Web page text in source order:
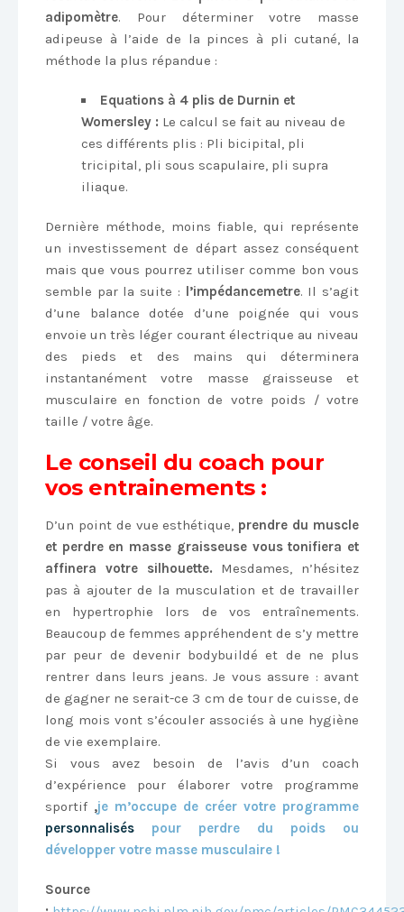
adipomètre. Pour déterminer votre masse
adipeuse à l’aide de la pinces à pli cutané, la
méthode la plus répandue :
Equations à 4 plis de Durnin et
Womersley : Le calcul se fait au niveau de
ces différents plis : Pli bicipital, pli
tricipital, pli sous scapulaire, pli supra
iliaque.
Dernière méthode, moins fiable, qui représente
un investissement de départ assez conséquent
mais que vous pourrez utiliser comme bon vous
semble par la suite : l’impédancemetre. Il s’agit
d’une balance dotée d’une poignée qui vous
envoie un très léger courant électrique au niveau
des pieds et des mains qui déterminera
instantanément votre masse graisseuse et
musculaire en fonction de votre poids / votre
taille / votre âge.
Le conseil du coach pour
vos entrainements :
D’un point de vue esthétique, prendre du muscle
et perdre en masse graisseuse vous tonifiera et
affinera votre silhouette. Mesdames, n’hésitez
pas à ajouter de la musculation et de travailler
en hypertrophie lors de vos entraînements.
Beaucoup de femmes appréhendent de s’y mettre
par peur de devenir bodybuildé et de ne plus
rentrer dans leurs jeans. Je vous assure : avant
de gagner ne serait-ce 3 cm de tour de cuisse, de
long mois vont s’écouler associés à une hygiène
de vie exemplaire.
Si vous avez besoin de l’avis d’un coach
d’expérience pour élaborer votre programme
sportif ,je m’occupe de créer votre programme
personnalisés pour perdre du poids ou
développer votre masse musculaire !
Source